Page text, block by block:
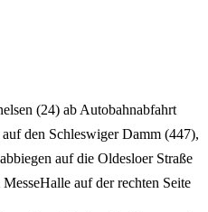
(24) ab Autobahnabfahrt
den Schleswiger Damm (447),
auf die Oldesloer Straße
auf der rechten Seite